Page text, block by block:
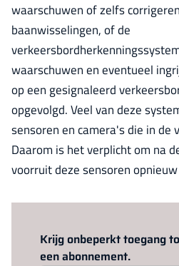
waarschuwen of zelfs
baanwisselingen, of de
waarschuwen en eventueel
op een gesignaleerd
opgevolgd. Veel van deze
sensoren en camera's die in
Daarom is het verplicht om na
voorruit deze sensoren
Krijg onbeperkt toegang
een abonnement.